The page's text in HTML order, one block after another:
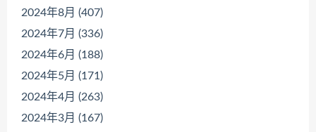
2024年8月 (407)
2024年7月 (336)
2024年6月 (188)
2024年5月 (171)
2024年4月 (263)
2024年3月 (167)